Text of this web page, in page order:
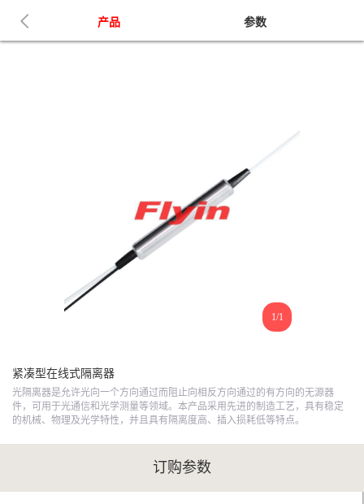
产品 参数
1/1
紧凑型在线式隔离器
光隔离器是允许光向一个方向通过而阻止向相反方向通过的有方向的无源器
件，可用于光通信和光学测量等领域。本产品采用先进的制造工艺，具有稳定
的机械、物理及光学特性，并且具有隔离度高、插入损耗低等特点。
订购参数